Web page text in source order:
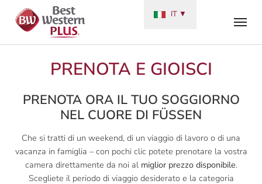
Skip to main navigation
Skip to main content
Skip to page footer
IT ▼
PRENOTA E GIOISCI
PRENOTA ORA IL TUO SOGGIORNO
NEL CUORE DI FÜSSEN
Che si tratti di un weekend, di un viaggio di lavoro o di una
vacanza in famiglia – con pochi clic potete prenotare la vostra
camera direttamente da noi al miglior prezzo disponibile.
Scegliete il periodo di viaggio desiderato e la categoria